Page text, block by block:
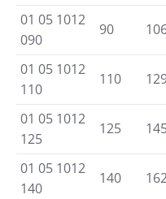
01 05 1012
090
90
01 05 1012
110
110
01 05 1012
125
125
01 05 1012
140
140